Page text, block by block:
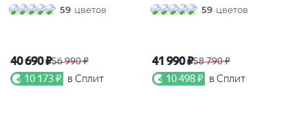
59 цветов
40 690 ₽56 990 ₽
10 173 ₽ в Сплит
59 цветов
41 990 ₽58 790 ₽
10 498 ₽ в Сплит